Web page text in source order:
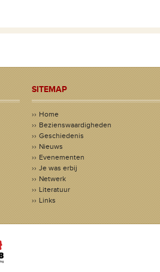
SITEMAP
Home
Bezienswaardigheden
Geschiedenis
Nieuws
Evenementen
Je was erbij
Netwerk
Literatuur
Links